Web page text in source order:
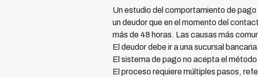
Un estudio del comportamiento de
un deudor que en el momento del
más de 48 horas. Las causas más
El deudor debe ir a una sucursal
El sistema de pago no acepta el
El proceso requiere múltiples pasos,